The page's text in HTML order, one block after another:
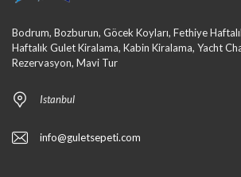
Bodrum, Bozburun, Göcek Koyları, Fethiye
Haftalık Gulet Kiralama, Kabin Kiralama, Yacht
Rezervasyon, Mavi Tur
Istanbul
info@guletsepeti.com